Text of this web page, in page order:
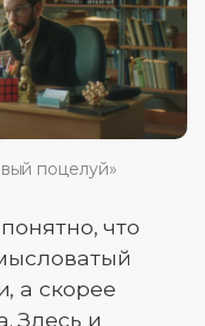
поцелуй»
что
а скорее
Здесь и